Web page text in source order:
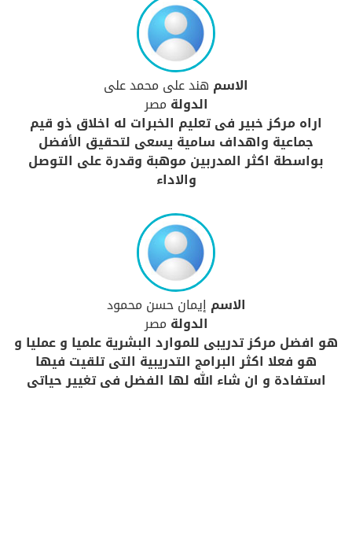
الاسم هند على محمد على
الدولة مصر
اراه مركز خبير فى تعليم الخبرات له اخلاق ذو قيم
جماعية واهداف سامية يسعى لتحقيق الأفضل
بواسطة اكثر المدربين موهبة وقدرة على التوصل
والاداء
الاسم إيمان حسن محمود
الدولة مصر
هو افضل مركز تدريبى للموارد البشرية علميا و عمليا و
هو فعلا اكثر البرامج التدريبية التى تلقيت فيها
استفادة و ان شاء الله لها الفضل فى تغيير حياتى